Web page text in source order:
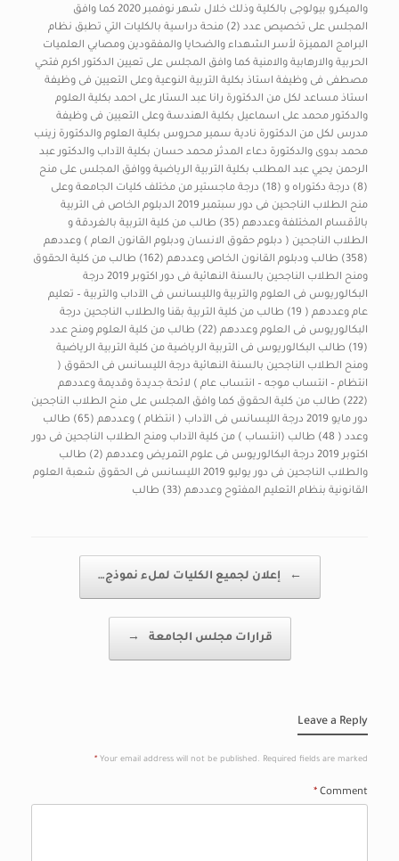
والميكرو بيولوجى بالكلية وذلك خلال شهر نوفمبر 2020 كما وافق
المجلس على تخصيص عدد (2) منحة دراسية بالكليات التي تطبق نظام
البرامج المميزة لأسر الشهداء والضحايا والمفقودين ومصابي العلميات
الحربية والارهابية والامنية كما وافق المجلس على تعيين الدكتور اكرم فتحي
مصطفى فى وظيفة استاذ بكلية التربية النوعية وعلى التعيين فى وظيفة
استاذ مساعد لكل من الدكتورة رانا عبد الستار على احمد بكلية العلوم
والدكتور محمد على اسماعيل بكلية الهندسة وعلى التعيين فى وظيفة
مدرس لكل من الدكتورة نادية سمير محروس بكلية العلوم والدكتورة زينب
محمد بدوى والدكتورة دعاء المدثر محمد حسان بكلية الآداب والدكتور عبد
الرحمن يحيي عبد المطلب بكلية التربية الرياضية ووافق المجلس على منح
(8) درجة دكتوراه و (18) درجة ماجستير من مختلف كليات الجامعة وعلى
منح الطلاب الناجحين فى دور سبتمبر 2019 الدبلوم الخاص فى التربية
بالأقسام المختلفة وعددهم (35) طالب من كلية التربية بالغردقة و
الطلاب الناجحين ( دبلوم حقوق الانسان ودبلوم القانون العام ) وعددهم
(358) طالب ودبلوم القانون الخاص وعددهم (162) طالب من كلية الحقوق
ومنح الطلاب الناجحين بالسنة النهائية فى دور اكتوبر 2019 درجة
البكالوريوس فى العلوم والتربية والليسانس فى الآداب والتربية – تعليم
عام وعددهم ( 19) طالب من كلية التربية بقنا والطلاب الناجحين درجة
البكالوريوس فى العلوم وعددهم (22) طالب من كلية العلوم ومنح عدد
(19) طالب البكالوريوس فى التربية الرياضية من كلية التربية الرياضية
ومنح الطلاب الناجحين بالسنة النهائية درجة الليسانس فى الحقوق (
انتظام – انتساب موجه – انتساب عام ) لائحة جديدة وقديمة وعددهم
(222) طالب من كلية الحقوق كما وافق المجلس على منح الطلاب الناجحين
دور مايو 2019 درجة الليسانس فى الآداب ( انتظام ) وعددهم (65) طالب
وعدد ( 48) طالب (انتساب ) من كلية الآداب ومنح الطلاب الناجحين فى دور
اكتوبر 2019 درجة البكالوريوس فى علوم التمريض وعددهم (2) طالب
والطلاب الناجحين فى دور يوليو 2019 الليسانس فى الحقوق شعبة العلوم
القانونية بنظام التعليم المفتوح وعددهم (33) طالب
← إعلان لجميع الكليات لملء نموذج…
قرارات مجلس الجامعة →
Leave a Reply
Your email address will not be published. Required fields are marked
*
Comment
*